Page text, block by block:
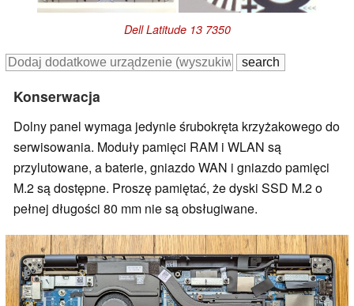
Dell Latitude 13 7350
Konserwacja
Dolny panel wymaga jedynie śrubokręta krzyżakowego do
serwisowania. Moduły pamięci RAM i WLAN są
przylutowane, a baterie, gniazdo WAN i gniazdo pamięci
M.2 są dostępne. Proszę pamiętać, że dyski SSD M.2 o
pełnej długości 80 mm nie są obsługiwane.